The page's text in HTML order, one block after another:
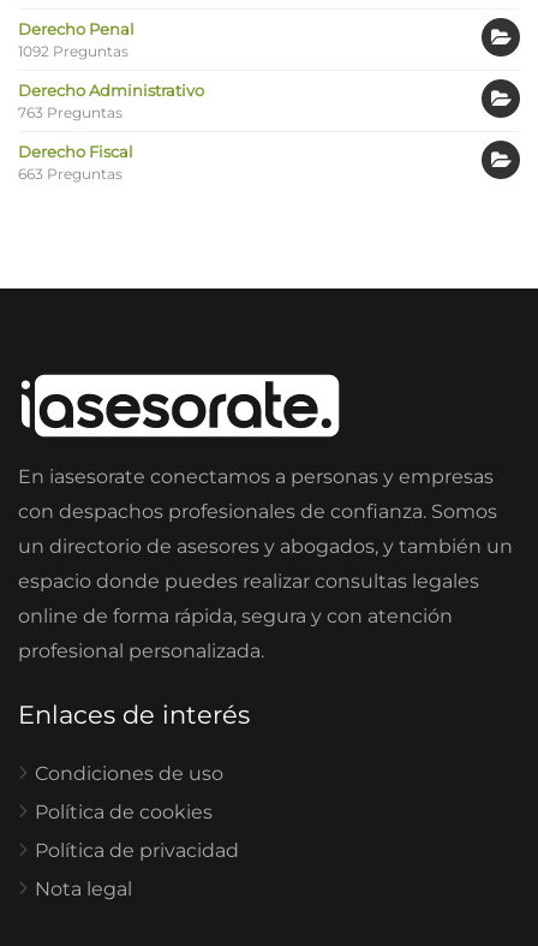
Derecho Penal
1092 Preguntas
Derecho Administrativo
763 Preguntas
Derecho Fiscal
663 Preguntas
En iasesorate conectamos a personas y empresas
con despachos profesionales de confianza. Somos
un directorio de asesores y abogados, y también un
espacio donde puedes realizar consultas legales
online de forma rápida, segura y con atención
profesional personalizada.
Enlaces de interés
Condiciones de uso
Política de cookies
Política de privacidad
Nota legal